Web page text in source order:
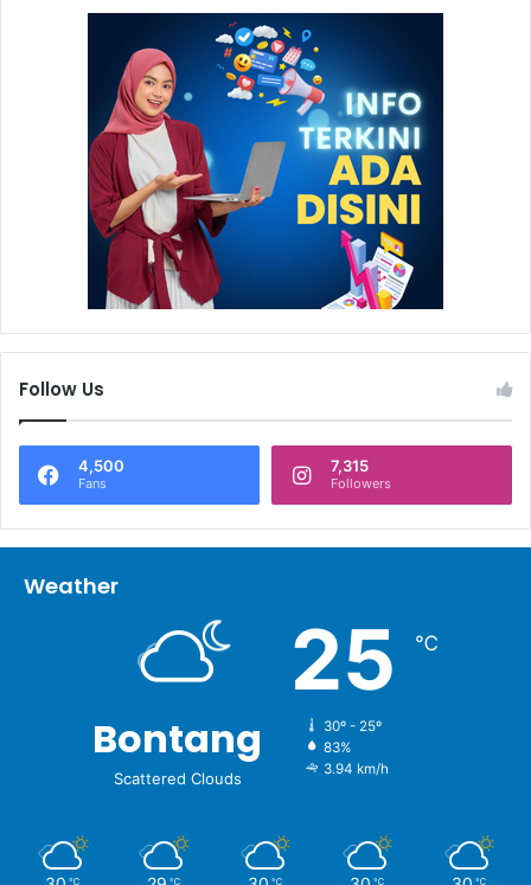
Follow Us
4,500
Fans
7,315
Followers
Weather
Bontang
Scattered Clouds
25 ℃
30º - 25º
83%
3.94 km/h
℃ ℃ ℃ ℃ ℃